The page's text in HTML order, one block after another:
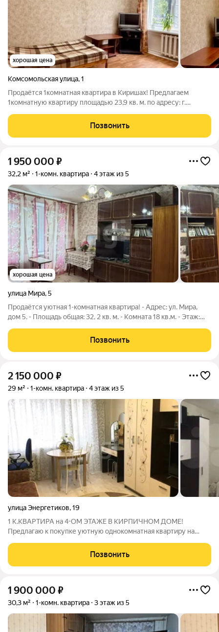
хорошая цена
Комсомольская улица,1
Продаётся 1комнатная квартира в Киришах! Предлагаем
1комнатную квартиру площадью 23,9 кв. м. по адресу: г.
Позвонить
1 950 000 ₽
32,2 м² 1-комн. квартира 4 этаж из 5
хорошая цена
улица Мира,5
Продаётся уютная 1-комнатная квартира! - Адрес: ул. Мира,
дом 5. - Площадь общая: 32, 2 кв. м. - Комната 18 кв.м. - Этаж:
Квартира полностью готова для проживания или дальнейшего
ремонта
Позвонить
2 150 000 ₽
29 м² 1-комн. квартира 4 этаж из 5
улица Энергетиков,19
1 К.КВАРТИРА на 4-ОМ ЭТАЖЕ В КИРПИЧНОМ ДОМЕ!
Предлагаю к покупке уютную однокомнатная квартиру на
Ленинградской области. Площадь квартиры 29 кв.м.,
просторная комната 17 кв.м., выполнен
Позвонить
1 900 000 ₽
30,3 м² 1-комн. квартира 3 этаж из 5